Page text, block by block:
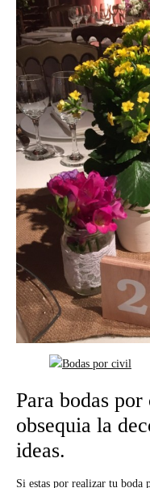
Para bodas
obsequia la
ideas.
Si estas por realizar tu boda